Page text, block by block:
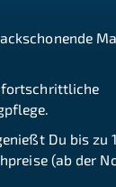
Du bis zu
(ab der